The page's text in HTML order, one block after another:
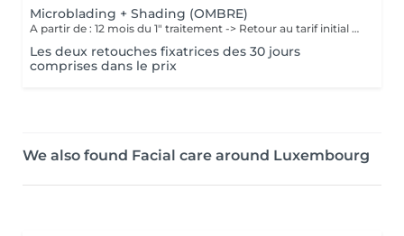
Microblading + Shading (OMBRE)
A partir de : 12 mois du 1" traitement -> Retour au tarif initial (à voir avec l'artiste selon chaque cas). Chaque cliente repart sublimée: La micropigmentation des sourcils est une technique innovante qui permet de recréer des sourcils naturels et réalistes. Nos experts artistiques utilisent des pigments spéciaux pour créer subtilement des poils et des micro-points combinés, donnant l'illusion de vrais poils et d'un effet de couleur harmonieuse pour les sourcils avec la technique combinée du Microblading et MicroShading poudré. Ces méthodes révolutionnaires sont non invasives et offre des résultats impressionnants. Découvrez la micropigmentation des sourcils combinés Microblading-Shading à Luxembourg-gare avec Diana.
Les deux retouches fixatrices des 30 jours
comprises dans le prix
We also found Facial care around Luxembourg